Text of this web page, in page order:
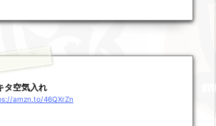
タ空気入れ
amzn.to/46QXrZn